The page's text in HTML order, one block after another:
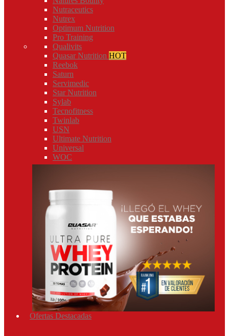
Nutraceutics
Nutrex
Optimum Nutrition
Pro Training
Qualivits
Quasar Nutrition HOT
Reebok
Saturn
Servimedic
Star Nutrition
Sylab
Tecnofitness
Twinlab
USN
Ultimate Nutrition
Universal
WOC
Ofertas Destacadas